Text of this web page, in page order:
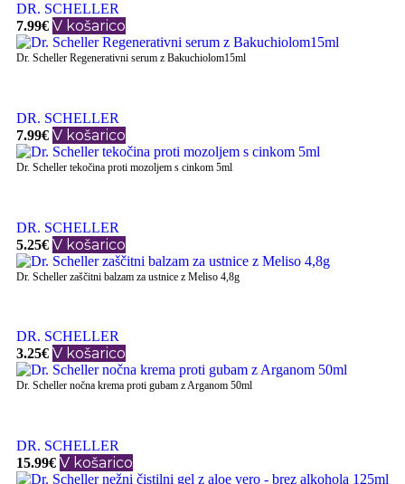
DR. SCHELLER
7.99€ V košarico
Dr. Scheller Regenerativni serum z Bakuchiolom15ml
DR. SCHELLER
7.99€ V košarico
Dr. Scheller tekočina proti mozoljem s cinkom 5ml
DR. SCHELLER
5.25€ V košarico
Dr. Scheller zaščitni balzam za ustnice z Meliso 4,8g
DR. SCHELLER
3.25€ V košarico
Dr. Scheller nočna krema proti gubam z Arganom 50ml
DR. SCHELLER
15.99€ V košarico